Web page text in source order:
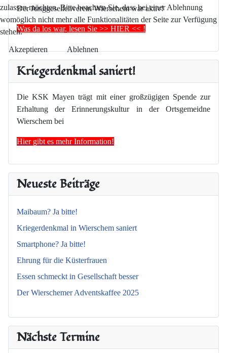
Der Junggesellenverein Wierschem war aktiv!
Was da los war, lesen Sie >> HIER << !
Kriegerdenkmal saniert!
Die KSK Mayen trägt mit einer großzügigen Spende zur
Erhaltung der Erinnerungskultur in der Ortsgemeidne
Wierschem bei
Hier gibt es mehr Information!
Neueste Beiträge
Maibaum? Ja bitte!
Kriegerdenkmal in Wierschem saniert
Smartphone? Ja bitte!
Ehrung für die Küsterfrauen
Essen schmeckt in Gesellschaft besser
Der Wierschemer Adventskaffee 2025
Nächste Termine
zulassen möchten. Bitte beachten Sie, dass bei einer Ablehnung
womöglich nicht mehr alle Funktionalitäten der Seite zur Verfügung
stehen.
Akzeptieren Ablehnen